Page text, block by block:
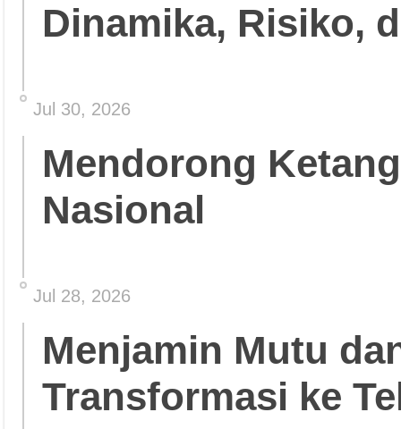
Dinamika, Risiko,
Jul 30, 2026
Mendorong
Nasional
Jul 28, 2026
Menjamin Mutu
Transformasi ke